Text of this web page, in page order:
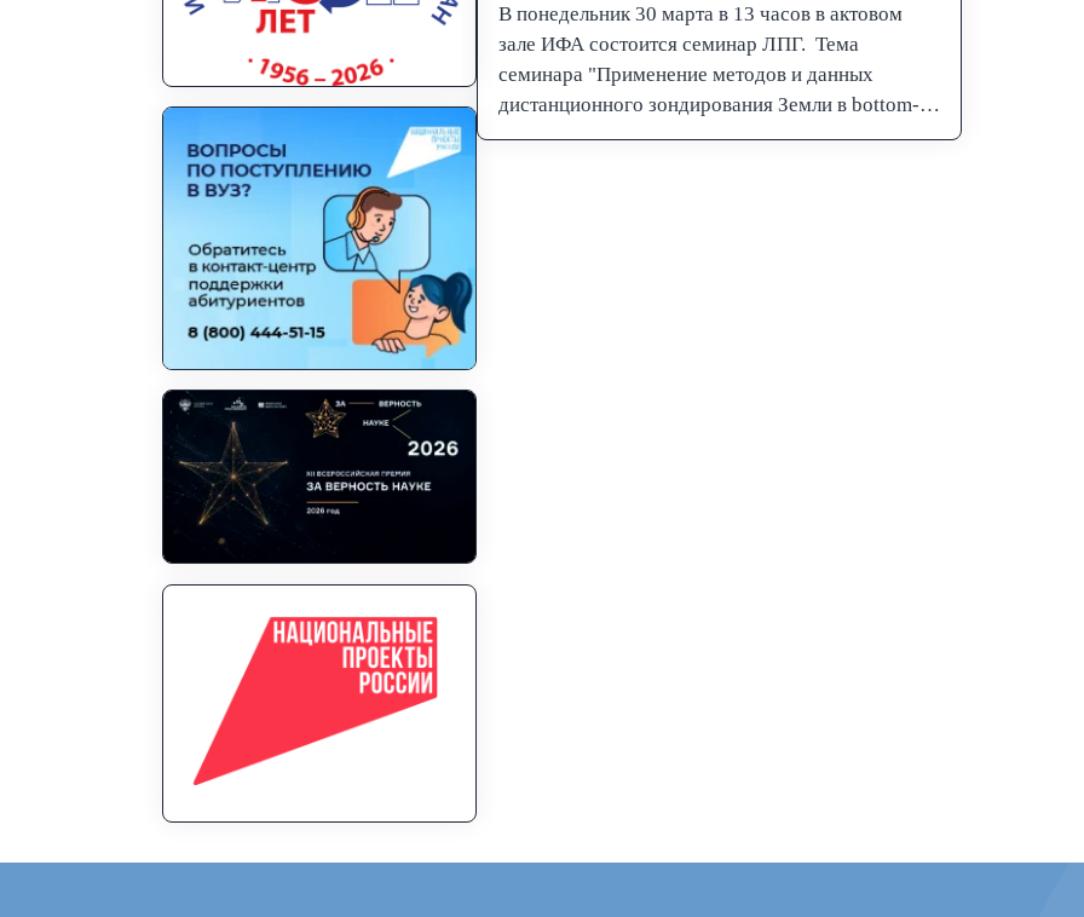
В понедельник 30 марта в 13 часов в актовом
зале ИФА состоится семинар ЛПГ. Тема
семинара "Применение методов и данных
дистанционного зондирования Земли в bottom-
up оценке эмиссии парниковых…